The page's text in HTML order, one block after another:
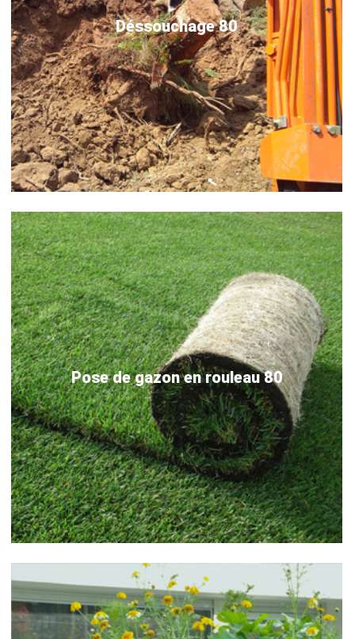
Déssouchage 80
Pose de gazon en rouleau 80